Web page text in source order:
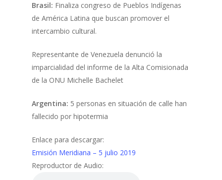
Brasil: Finaliza congreso de Pueblos Indígenas
de América Latina que buscan promover el
intercambio cultural.
Representante de Venezuela denunció la
imparcialidad del informe de la Alta Comisionada
de la ONU Michelle Bachelet
Argentina: 5 personas en situación de calle han
fallecido por hipotermia
Enlace para descargar:
Emisión Meridiana – 5 julio 2019
Reproductor de Audio: